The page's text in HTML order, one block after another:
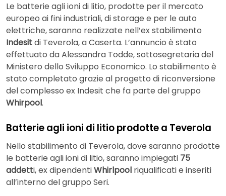
Le batterie agli ioni di litio, prodotte per il mercato
europeo ai fini industriali, di storage e per le auto
elettriche, saranno realizzate nell’ex stabilimento
Indesitdi Teverola, a Caserta. L’annuncio è stato
effettuato da Alessandra Todde, sottosegretaria del
Ministero dello Sviluppo Economico. Lo stabilimento è
stato completato grazie al progetto di riconversione
del complesso ex Indesit che fa parte del gruppo
Whirpool.
Batterie agli ioni di litio prodotte a Teverola
Nello stabilimento di Teverola, dove saranno prodotte
le batterie agli ioni di litio, saranno impiegati 75
addetti, ex dipendentiWhirlpool riqualificati e inseriti
all’interno del gruppo Seri.